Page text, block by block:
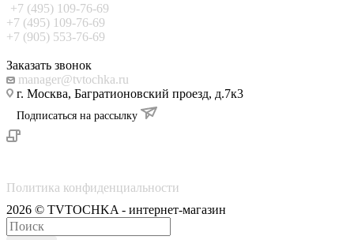
+7 (495) 109-76-69
+7 (495) 109-76-69
+7 (905) 553-76-69
Заказать звонок
manager@tvtochka.ru
г. Москва, Багратионовский проезд, д.7к3
Подписаться на рассылку
Политика конфиденциальности
2026 © TVTOCHKA - интернет-магазин